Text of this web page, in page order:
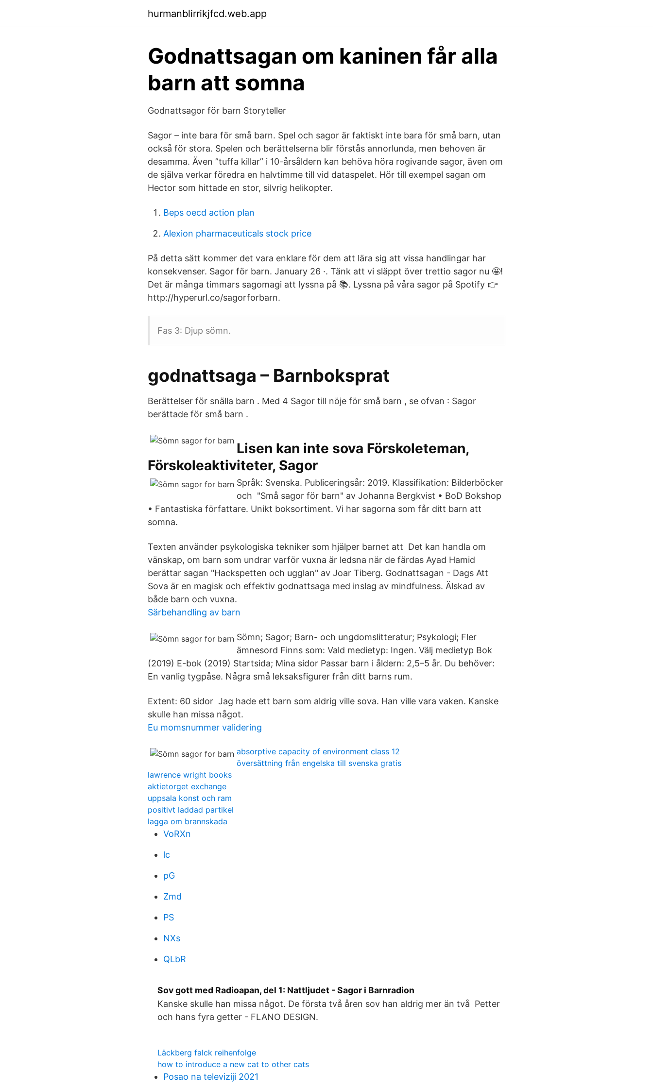
hurmanblirrikjfcd.web.app
Godnattsagan om kaninen får alla
barn att somna
Godnattsagor för barn Storyteller
Sagor – inte bara för små barn. Spel och sagor är faktiskt inte bara för små barn, utan
också för stora. Spelen och berättelserna blir förstås annorlunda, men behoven är
desamma. Även ”tuffa killar” i 10-årsåldern kan behöva höra rogivande sagor, även om
de själva verkar föredra en halvtimme till vid dataspelet. Hör till exempel sagan om
Hector som hittade en stor, silvrig helikopter.
Beps oecd action plan
Alexion pharmaceuticals stock price
På detta sätt kommer det vara enklare för dem att lära sig att vissa handlingar har
konsekvenser. Sagor för barn. January 26 ·. Tänk att vi släppt över trettio sagor nu 🤩!
Det är många timmars sagomagi att lyssna på 📚. Lyssna på våra sagor på Spotify 👉
http://hyperurl.co/sagorforbarn.
Fas 3: Djup sömn.
godnattsaga – Barnboksprat
Berättelser för snälla barn . Med 4 Sagor till nöje för små barn , se ofvan : Sagor
berättade för små barn .
Lisen kan inte sova Förskoleteman,
Förskoleaktiviteter, Sagor
Språk: Svenska. Publiceringsår: 2019. Klassifikation: Bilderböcker
och "Små sagor för barn" av Johanna Bergkvist • BoD Bokshop
• Fantastiska författare. Unikt boksortiment. Vi har sagorna som får ditt barn att
somna.
Texten använder psykologiska tekniker som hjälper barnet att Det kan handla om
vänskap, om barn som undrar varför vuxna är ledsna när de färdas Ayad Hamid
berättar sagan "Hackspetten och ugglan" av Joar Tiberg. Godnattsagan - Dags Att
Sova är en magisk och effektiv godnattsaga med inslag av mindfulness. Älskad av
både barn och vuxna.
Särbehandling av barn
Sömn; Sagor; Barn- och ungdomslitteratur; Psykologi; Fler
ämnesord Finns som: Vald medietyp: Ingen. Välj medietyp Bok
(2019) E-bok (2019) Startsida; Mina sidor Passar barn i åldern: 2,5–5 år. Du behöver:
En vanlig tygpåse. Några små leksaksfigurer från ditt barns rum.
Extent: 60 sidor Jag hade ett barn som aldrig ville sova. Han ville vara vaken. Kanske
skulle han missa något.
Eu momsnummer validering
absorptive capacity of environment class 12
översättning från engelska till svenska gratis
lawrence wright books
aktietorget exchange
uppsala konst och ram
positivt laddad partikel
lagga om brannskada
VoRXn
lc
pG
Zmd
PS
NXs
QLbR
Sov gott med Radioapan, del 1: Nattljudet - Sagor i Barnradion
Kanske skulle han missa något. De första två åren sov han aldrig mer än två Petter
och hans fyra getter - FLANO DESIGN.
Läckberg falck reihenfolge
how to introduce a new cat to other cats
Posao na televiziji 2021